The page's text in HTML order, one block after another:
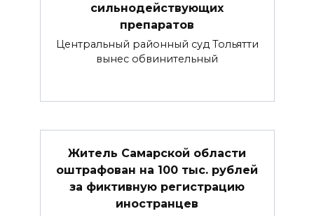
сильнодействующих
препаратов
Центральный районный суд Тольятти
вынес обвинительный
Житель Самарской области
оштрафован на 100 тыс. рублей
за фиктивную регистрацию
иностранцев